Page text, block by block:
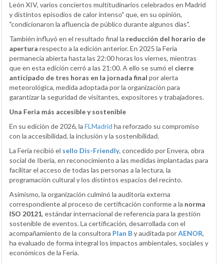
León XIV, varios conciertos multitudinarios celebrados en Madrid
y distintos episodios de calor intenso" que, en su opinión,
"condicionaron la afluencia de público durante algunos días".
También influyó en el resultado final la reducción del horario de
apertura respecto a la edición anterior. En 2025 la Feria
permanecía abierta hasta las 22:00 horas los viernes, mientras
que en esta edición cerró a las 21:00. A ello se sumó el cierre
anticipado de tres horas en la jornada final por alerta
meteorológica, medida adoptada por la organización para
garantizar la seguridad de visitantes, expositores y trabajadores.
Una Feria más accesible y sostenible
En su edición de 2026, la FLMadrid ha reforzado su compromiso
con la accesibilidad, la inclusión y la sostenibilidad.
La Feria recibió el sello Dis-Friendly, concedido por Envera, obra
social de Iberia, en reconocimiento a las medidas implantadas para
facilitar el acceso de todas las personas a la lectura, la
programación cultural y los distintos espacios del recinto.
Asimismo, la organización culminó la auditoría externa
correspondiente al proceso de certificación conforme a la norma
ISO 20121, estándar internacional de referencia para la gestión
sostenible de eventos. La certificación, desarrollada con el
acompañamiento de la consultora Plan By auditada porAENOR,
ha evaluado de forma integral los impactos ambientales, sociales y
económicos de la Feria.